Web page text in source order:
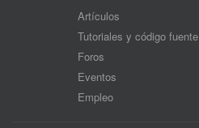
Artículos
Tutoriales y código fuente
Foros
Eventos
Empleo